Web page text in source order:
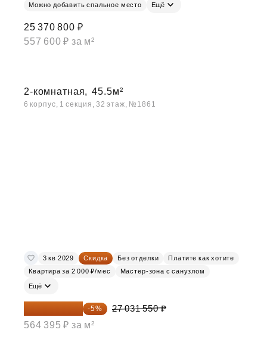
Можно добавить спальное место Ещё
25 370 800 ₽
557 600 ₽ за м²
2-комнатная, 45.5м²
6 корпус, 1 секция, 32 этаж, №1861
3 кв 2029 Скидка Без отделки
Платите как хотите
Квартира за 2 000 ₽/мес
Мастер-зона с санузлом
Ещё
25 679 973 ₽ -5%
27 031 550 ₽
564 395 ₽ за м²